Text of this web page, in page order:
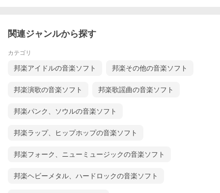
関連ジャンルから探す
カテゴリ
邦楽アイドルの音楽ソフト 邦楽その他の音楽ソフト
邦楽演歌の音楽ソフト 邦楽歌謡曲の音楽ソフト
邦楽パンク、ソウルの音楽ソフト
邦楽ラップ、ヒップホップの音楽ソフト
邦楽フォーク、ニューミュージックの音楽ソフト
邦楽ヘビーメタル、ハードロックの音楽ソフト